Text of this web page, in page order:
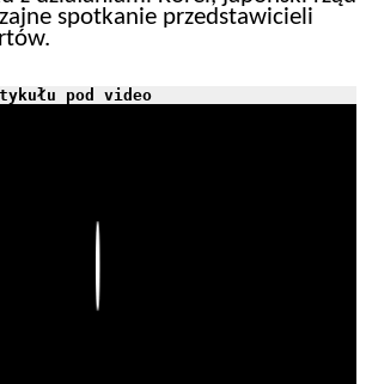
spotkanie przedstawicieli
pod video